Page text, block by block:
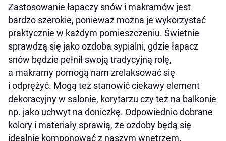
Zastosowanie łapaczy snów i makramów jest
bardzo szerokie, ponieważ można je wykorzystać
praktycznie w każdym pomieszczeniu. Świetnie
sprawdzą się jako ozdoba sypialni, gdzie łapacz
snów będzie pełnił swoją tradycyjną rolę,
a makramy pomogą nam zrelaksować się
i odprężyć. Mogą też stanowić ciekawy element
dekoracyjny w salonie, korytarzu czy też na balkonie
np. jako uchwyt na doniczkę. Odpowiednio dobrane
kolory i materiały sprawią, że ozdoby będą się
idealnie komponować z naszym wnętrzem.